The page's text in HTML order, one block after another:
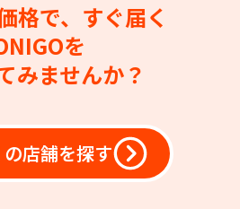
格で、すぐ届く
を
みませんか？
店舗を探す